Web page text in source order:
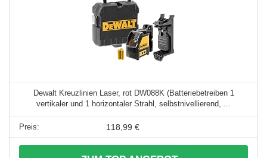
Dewalt Kreuzlinien Laser, rot DW088K (Batteriebetreiben 1
vertikaler und 1 horizontaler Strahl, selbstnivellierend, ...
118,99 €